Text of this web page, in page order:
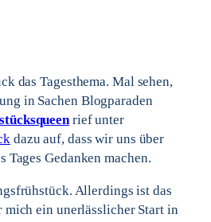
das Tagesthema. Mal sehen,
in Sachen Blogparaden
rief unter
dazu auf, dass wir uns über
Tages Gedanken machen.
Allerdings ist das
mich ein unerlässlicher Start in